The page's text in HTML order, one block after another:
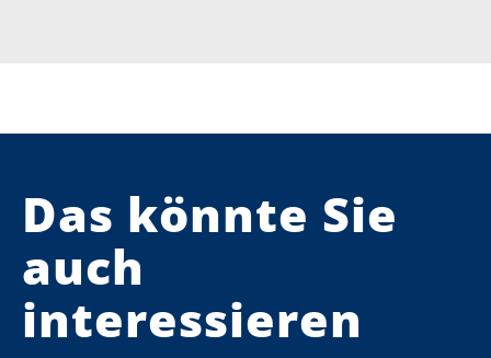
Das könnte Sie
auch
interessieren